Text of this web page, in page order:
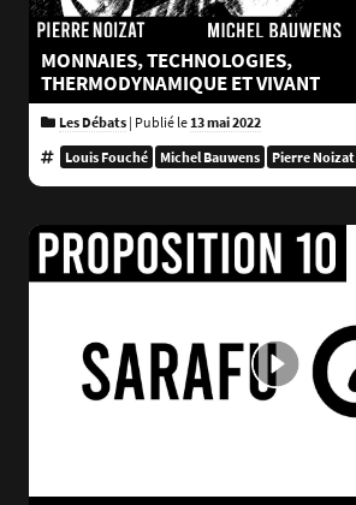
MONNAIES, TECHNOLOGIES,
THERMODYNAMIQUE ET VIVANT
Les Débats | Publié le13 mai 2022
Louis Fouché Michel Bauwens Pierre Noizat